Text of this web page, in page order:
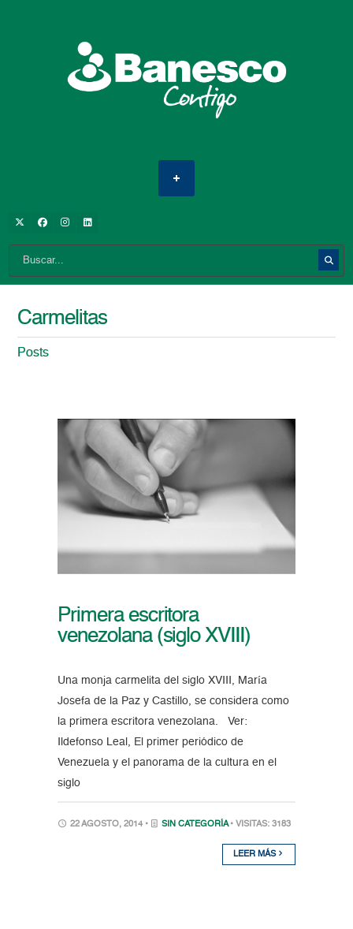
Carmelitas
Posts
Primera escritora
venezolana (siglo XVIII)
Una monja carmelita del siglo XVIII, María
Josefa de la Paz y Castillo, se considera como
la primera escritora venezolana. Ver:
Ildefonso Leal, El primer periódico de
Venezuela y el panorama de la cultura en el
siglo
22 AGOSTO, 2014 • SIN CATEGORÍA • VISITAS: 3183
LEER MÁS